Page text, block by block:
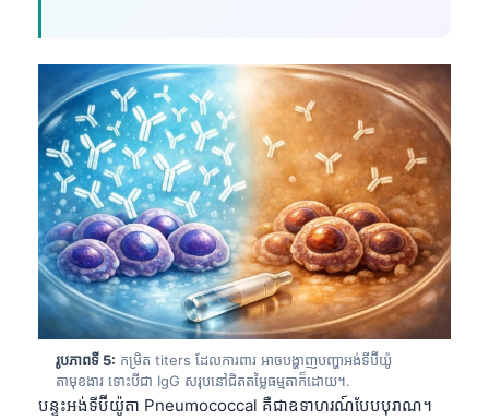
រូបភាពទី 5: កម្រិត titers ដែលការពារ អាចបង្ហាញបញ្ហាអង់ទីប៊ីយ៉ូ
តាមុខងារ ទោះបីជា IgG សរុបនៅជិតតម្លៃធម្មតាក៏ដោយ។.
បន្ទះអង់ទីប៊ីយ៉ូតា Pneumococcal គឺជាឧទាហរណ៍បែបបុរាណ។